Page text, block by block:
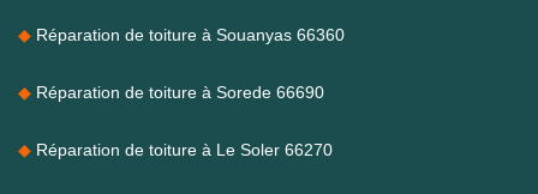
Réparation de toiture à Souanyas 66360
Réparation de toiture à Sorede 66690
Réparation de toiture à Le Soler 66270